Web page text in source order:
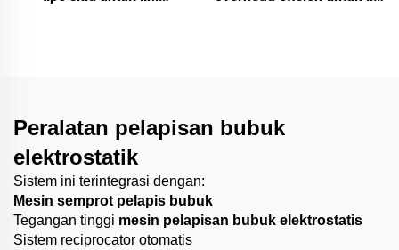
Peralatan pelapisan bubuk
elektrostatik
Sistem ini terintegrasi dengan:
Mesin semprot pelapis bubuk
Tegangan tinggi mesin pelapisan bubuk elektrostatis
Sistem reciprocator otomatis